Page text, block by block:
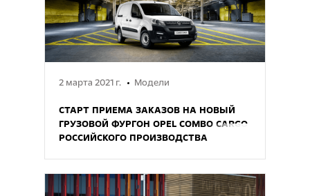
2 марта 2021 г. Модели
СТАРТ ПРИЕМА ЗАКАЗОВ НА НОВЫЙ
ГРУЗОВОЙ ФУРГОН OPEL COMBO CARGO
РОССИЙСКОГО ПРОИЗВОДСТВА